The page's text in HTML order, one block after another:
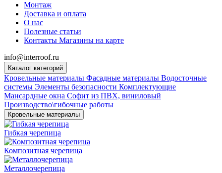
Монтаж
Доставка и оплата
О нас
Полезные статьи
Контакты Магазины на карте
info@interroof.ru
Каталог категорий
Кровельные материалы Фасадные материалы Водосточные
системы Элементы безопасности Комплектующие
Мансардные окна Софит из ПВХ, виниловый
Производство\гибочные работы
Кровельные материалы
Гибкая черепица
Композитная черепица
Металлочерепица